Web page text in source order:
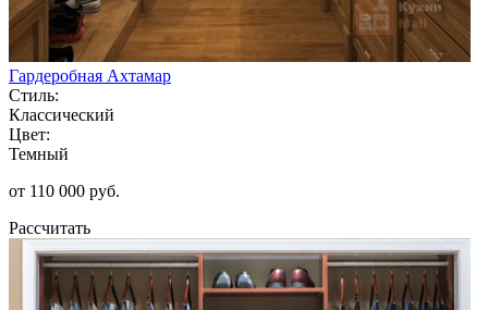
Гардеробная Ахтамар
Стиль:
Классический
Цвет:
Темный
от 110 000 руб.
Рассчитать